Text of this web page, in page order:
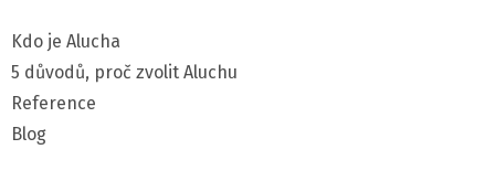
Kdo je Alucha
5 důvodů, proč zvolit Aluchu
Reference
Blog